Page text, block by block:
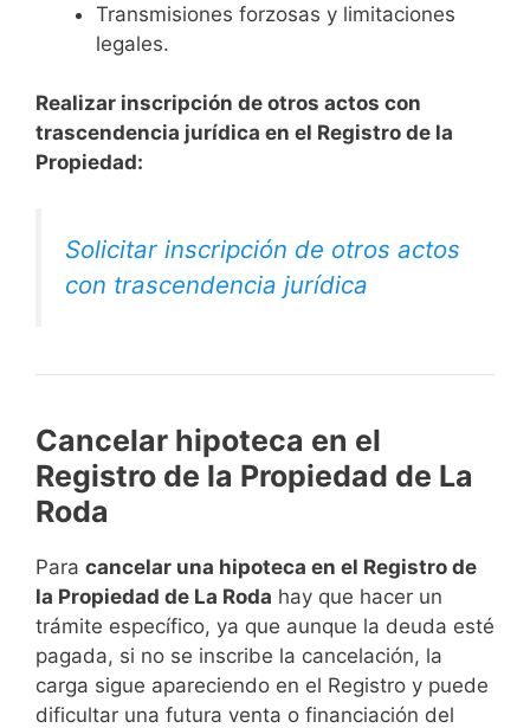
Transmisiones forzosas y limitaciones
legales.
Realizar inscripción de otros actos con
trascendencia jurídica en el Registro de la
Propiedad:
Solicitar inscripción de otros actos
con trascendencia jurídica
Cancelar hipoteca en el
Registro de la Propiedad de La
Roda
Para cancelar una hipoteca en el Registro de
la Propiedad de La Roda hay que hacer un
trámite específico, ya que aunque la deuda esté
pagada, si no se inscribe la cancelación, la
carga sigue apareciendo en el Registro y puede
dificultar una futura venta o financiación del